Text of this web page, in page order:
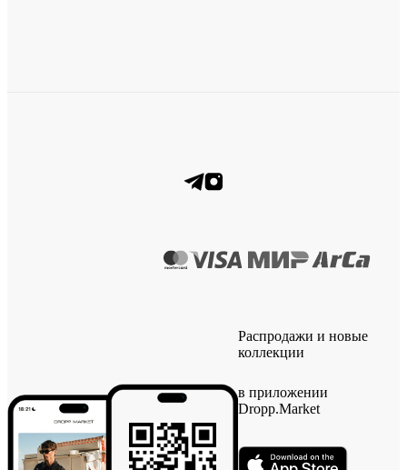
Распродажи и новые
коллекции
в приложении
Dropp.Market